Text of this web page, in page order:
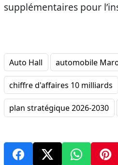
supplémentaires pour
Auto Hall automobile
chiffre d'affaires 10 milliards
plan stratégique 2026-2030